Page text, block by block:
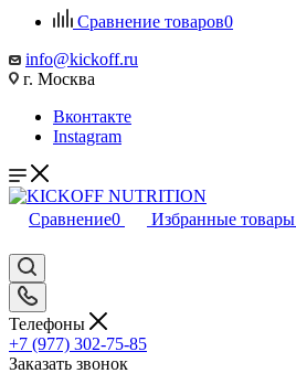
Сравнение товаров0
info@kickoff.ru
г. Москва
Вконтакте
Instagram
Сравнение0 Избранные товары
Телефоны
+7 (977) 302-75-85
Заказать звонок